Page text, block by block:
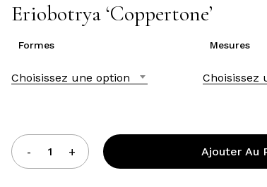
Eriobotrya ‘Coppertone’
Formes
Choisissez une option
Mesures
Choisissez
Ajouter Au